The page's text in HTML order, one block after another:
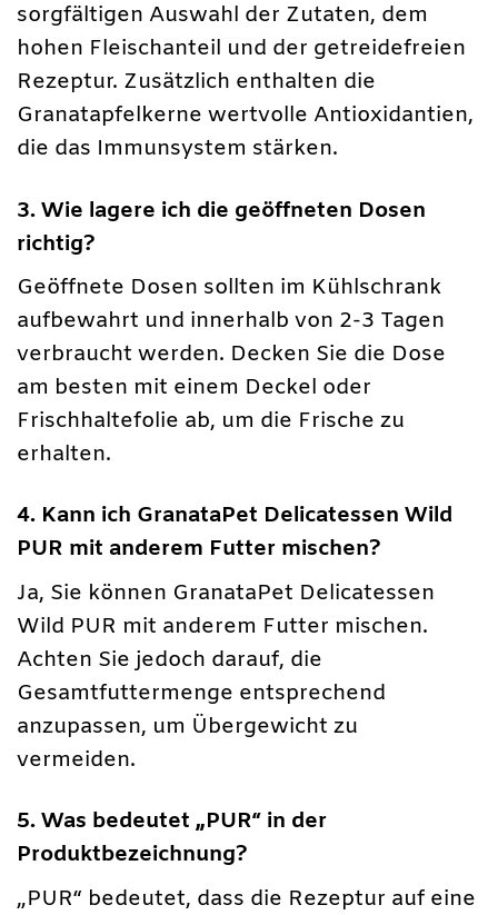
sorgfältigen Auswahl der Zutaten, dem
hohen Fleischanteil und der getreidefreien
Rezeptur. Zusätzlich enthalten die
Granatapfelkerne wertvolle Antioxidantien,
die das Immunsystem stärken.
3. Wie lagere ich die geöffneten Dosen
richtig?
Geöffnete Dosen sollten im Kühlschrank
aufbewahrt und innerhalb von 2-3 Tagen
verbraucht werden. Decken Sie die Dose
am besten mit einem Deckel oder
Frischhaltefolie ab, um die Frische zu
erhalten.
4. Kann ich GranataPet Delicatessen Wild
PUR mit anderem Futter mischen?
Ja, Sie können GranataPet Delicatessen
Wild PUR mit anderem Futter mischen.
Achten Sie jedoch darauf, die
Gesamtfuttermenge entsprechend
anzupassen, um Übergewicht zu
vermeiden.
5. Was bedeutet „PUR“ in der
Produktbezeichnung?
„PUR“ bedeutet, dass die Rezeptur auf eine